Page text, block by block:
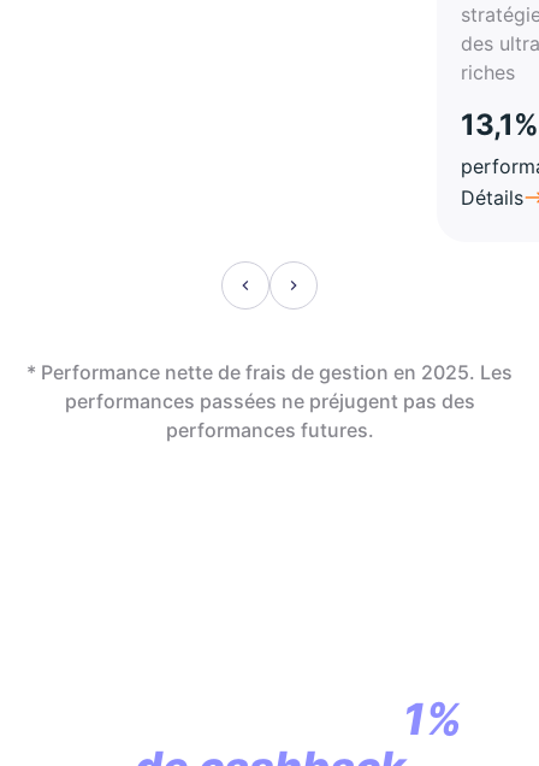
des
riches
13,1%
Détails
* Performance nette de frais de gestion en 2025. Les
performances passées ne préjugent pas des
performances futures.
1%